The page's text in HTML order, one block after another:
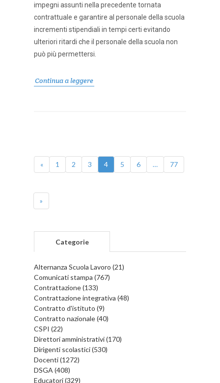
impegni assunti nella precedente tornata
contrattuale e garantire al personale della scuola
incrementi stipendiali in tempi certi evitando
ulteriori ritardi che il personale della scuola non
può più permettersi.
Continua a leggere
« 1 2 3 4 5 6 … 77
»
Categorie
Alternanza Scuola Lavoro (21)
Comunicati stampa (767)
Contrattazione (133)
Contrattazione integrativa (48)
Contratto d'istituto (9)
Contratto nazionale (40)
CSPI (22)
Direttori amministrativi (170)
Dirigenti scolastici (530)
Docenti (1272)
DSGA (408)
Educatori (329)